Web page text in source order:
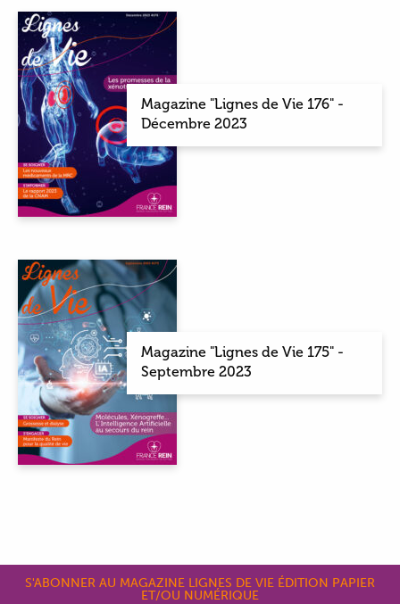
Magazine "Lignes de Vie 176" -
Décembre 2023
Magazine "Lignes de Vie 175" -
Septembre 2023
S'ABONNER AU MAGAZINE LIGNES DE VIE ÉDITION PAPIER
ET/OU NUMÉRIQUE